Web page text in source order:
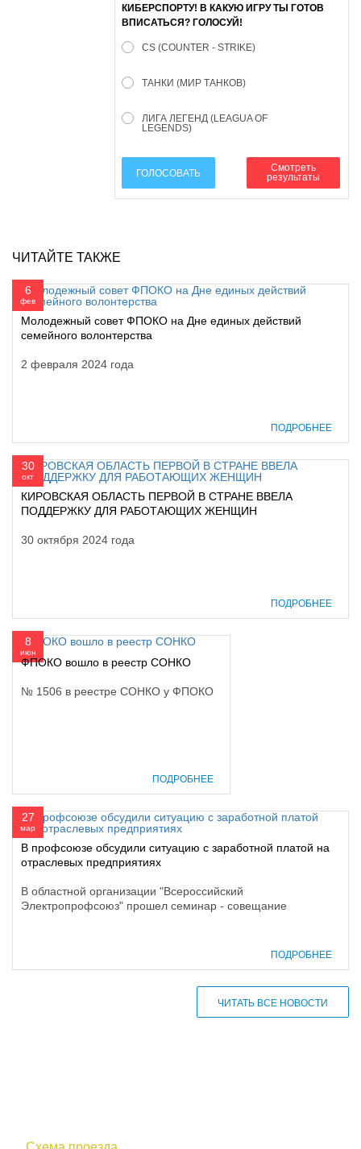
КИБЕРСПОРТУ! В КАКУЮ ИГРУ ТЫ ГОТОВ
ВПИСАТЬСЯ? ГОЛОСУЙ!
CS (COUNTER - STRIKE)
ТАНКИ (МИР ТАНКОВ)
ЛИГА ЛЕГЕНД (LEAGUA OF
LEGENDS)
ГОЛОСОВАТЬ
Смотреть
результаты
ЧИТАЙТЕ ТАКЖЕ
6
фев
Молодежный совет ФПОКО на Дне единых действий
семейного волонтерства
2 февраля 2024 года
ПОДРОБНЕЕ
30
окт
КИРОВСКАЯ ОБЛАСТЬ ПЕРВОЙ В СТРАНЕ ВВЕЛА
ПОДДЕРЖКУ ДЛЯ РАБОТАЮЩИХ ЖЕНЩИН
30 октября 2024 года
ПОДРОБНЕЕ
8
июн
ФПОКО вошло в реестр СОНКО
№ 1506 в реестре СОНКО у ФПОКО
ПОДРОБНЕЕ
27
мар
В профсоюзе обсудили ситуацию с заработной платой на
отраслевых предприятиях
В областной организации "Всероссийский
Электропрофсоюз" прошел семинар - совещание
ПОДРОБНЕЕ
ЧИТАТЬ ВСЕ НОВОСТИ